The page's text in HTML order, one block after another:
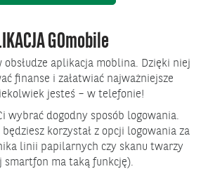
GOmobile
obsłudze aplikacja moblina. Dzięki niej
finanse i załatwiać najważniejsze
jesteś – w telefonie!
wybrać dogodny sposób logowania.
będziesz korzystał z opcji logowania za
linii papilarnych czy skanu twarzy
smartfon ma taką funkcję).